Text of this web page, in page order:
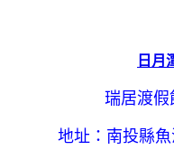
日月
瑞居渡
地址：南投縣